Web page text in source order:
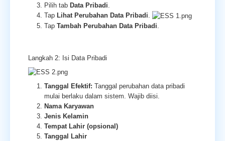
Pilih tab Data Pribadi.
Tap Lihat Perubahan Data Pribadi.
Tap Tambah Perubahan Data Pribadi
Langkah 2: Isi Data Pribadi
Tanggal Efektif: Tanggal perubahan data pribadi
mulai berlaku dalam sistem. Wajib diisi.
Nama Karyawan
Jenis Kelamin
Tempat Lahir (opsional)
Tanggal Lahir